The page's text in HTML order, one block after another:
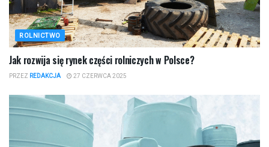
ROLNICTWO
Jak rozwija się rynek części rolniczych w Polsce?
PRZEZ REDAKCJA 27 CZERWCA 2025